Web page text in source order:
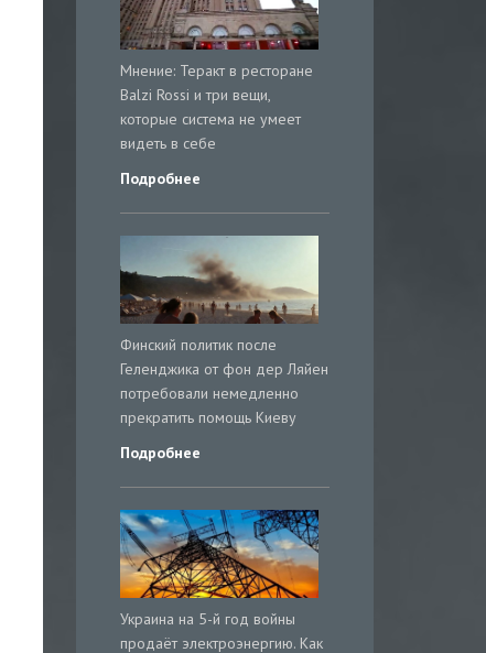
Мнение: Теракт в ресторане
Balzi Rossi и три вещи,
которые система не умеет
видеть в себе
Подробнее
Финский политик после
Геленджика от фон дер Ляйен
потребовали немедленно
прекратить помощь Киеву
Подробнее
Украина на 5-й год войны
продаёт электроэнергию. Как